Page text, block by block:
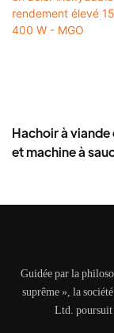
Hachoir à
et machine à
g/min, 400 W -
Guidée par la
suprême », la
Ltd. poursuit